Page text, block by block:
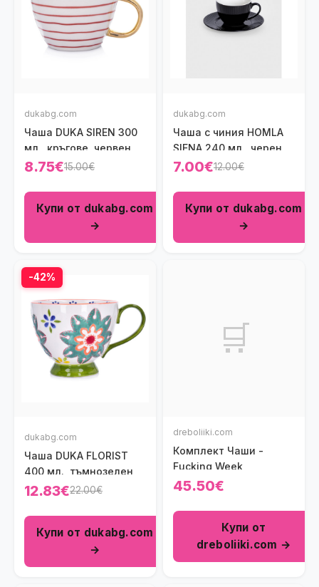
dukabg.com
Чаша DUKA SIREN 300
мл., кръгове, червен
8.75€15.00€
Купи от dukabg.com
→
dukabg.com
Чаша с чиния HOMLA
SIENA 240 мл., черен
7.00€12.00€
Купи от dukabg.com
→
-42%
dukabg.com
Чаша DUKA FLORIST
400 мл., тъмнозелен
12.83€22.00€
Купи от dukabg.com
→
🛒
dreboliiki.com
Комплект Чаши -
Fucking Week
45.50€
Купи от
dreboliiki.com →